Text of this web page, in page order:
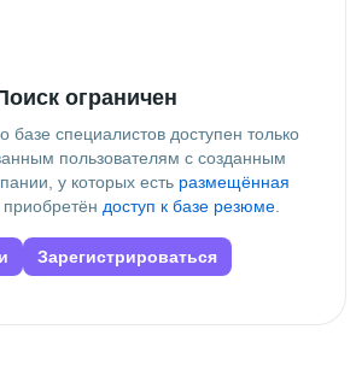
ограничен
базе специалистов доступен только
пользователям с созданным
у которых есть размещённая
приобретён доступ к базе резюме.
Зарегистрироваться